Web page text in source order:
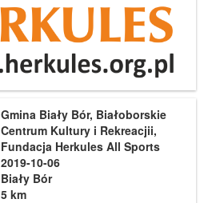
Gmina Biały Bór, Białoborskie
Centrum Kultury i Rekreacjii,
Fundacja Herkules All Sports
2019-10-06
Biały Bór
5 km